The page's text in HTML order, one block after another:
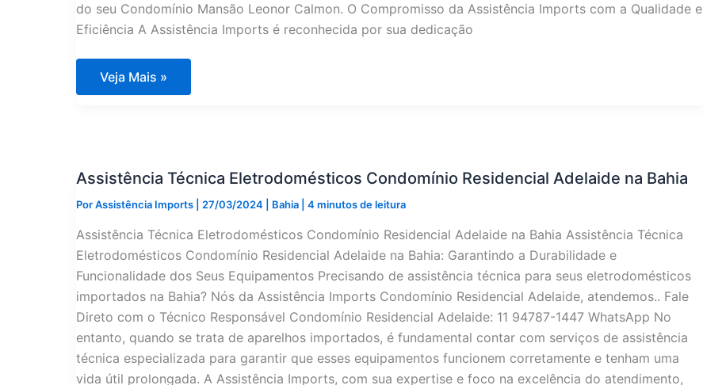
do seu Condomínio Mansão Leonor Calmon. O Compromisso da Assistência Imports com a Qualidade e
Eficiência A Assistência Imports é reconhecida por sua dedicação
Assistência
Técnica
Bahia
Veja Mais »
Assistência Técnica Eletrodomésticos Condomínio Residencial Adelaide na Bahia
PorAssistência Imports 27/03/2024 Bahia 4 minutos de leitura
Assistência Técnica Eletrodomésticos Condomínio Residencial Adelaide na Bahia Assistência Técnica
Eletrodomésticos Condomínio Residencial Adelaide na Bahia: Garantindo a Durabilidade e
Funcionalidade dos Seus Equipamentos Precisando de assistência técnica para seus eletrodomésticos
importados na Bahia? Nós da Assistência Imports Condomínio Residencial Adelaide, atendemos.. Fale
Direto com o Técnico Responsável Condomínio Residencial Adelaide: 11 94787-1447 WhatsApp No
entanto, quando se trata de aparelhos importados, é fundamental contar com serviços de assistência
técnica especializada para garantir que esses equipamentos funcionem corretamente e tenham uma
vida útil prolongada. A Assistência Imports, com sua expertise e foco na excelência do atendimento,